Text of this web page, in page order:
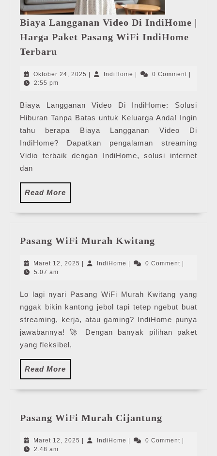
Biaya Langganan Video Di IndiHome |
Harga Paket Pasang WiFi IndiHome
Terbaru
Video
Di
|
Harga
Paket
Pasang
WiFi
Oktober 24, 2025 OktoberIndiHome IndiHome0 Comment
2:55 pm
Biaya Langganan Video Di IndiHome: Solusi
Hiburan Tanpa Batas untuk Keluarga Anda! Ingin
tahu berapa Biaya Langganan Video Di
IndiHome? Dapatkan pengalaman streaming
Vidio terbaik dengan IndiHome, solusi internet
dan
Read More
More
Pasang WiFi Murah Kwitang
Murah
Maret 12, 2025 Maret
IndiHome IndiHome0 Comment
5:07 am
Lo lagi nyari Pasang WiFi Murah Kwitang yang
nggak bikin kantong jebol tapi tetep ngebut buat
streaming, kerja, atau gaming? IndiHome punya
jawabannya! 🚀 Dengan banyak pilihan paket
yang fleksibel,
Read More
More
Pasang WiFi Murah Cijantung
Murah
Maret 12, 2025 Maret
| IndiHome IndiHome
| 0 Comment |
2:48 am